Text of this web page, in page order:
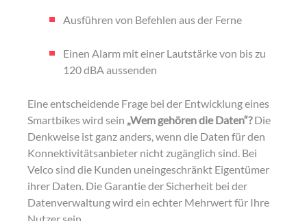
Ausführen von Befehlen aus der Ferne
Einen Alarm mit einer Lautstärke von bis zu
120 dBA aussenden
Eine entscheidende Frage bei der Entwicklung eines
Smartbikes wird sein „Wem gehören die Daten“?Die
Denkweise ist ganz anders, wenn die Daten für den
Konnektivitätsanbieter nicht zugänglich sind. Bei
Velco sind die Kunden uneingeschränkt Eigentümer
ihrer Daten. Die Garantie der Sicherheit bei der
Datenverwaltung wird ein echter Mehrwert für Ihre